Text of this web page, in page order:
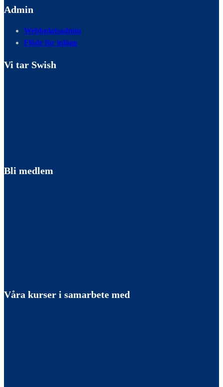
Admin
Webbplatsadmin
Flöde för inlägg
Vi tar Swish
Bli medlem
Våra kurser i samarbete med